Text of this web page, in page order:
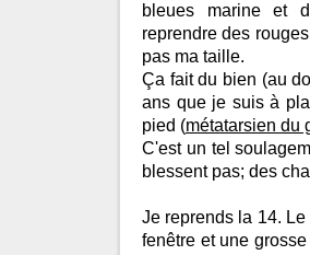
bleues marine et
reprendre des
pas ma taille.
Ça fait du bien (au
ans que je suis à
pied (métatarsien du
C'est un tel
blessent pas; des
Je reprends la 14.
fenêtre et une